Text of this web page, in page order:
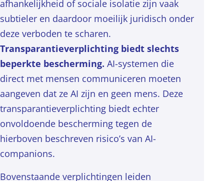
afhankelijkheid of sociale isolatie zijn vaak
subtieler en daardoor moeilijk juridisch onder
deze verboden te scharen.
Transparantieverplichting biedt slechts
beperkte bescherming. AI-systemen die
direct met mensen communiceren moeten
aangeven dat ze AI zijn en geen mens. Deze
transparantieverplichting biedt echter
onvoldoende bescherming tegen de
hierboven beschreven risico’s van AI-
companions.
Bovenstaande verplichtingen leiden